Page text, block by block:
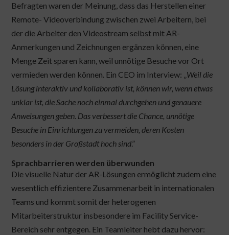
Befragten waren der Meinung, dass das Herstellen einer
Remote- Videoverbindung zwischen zwei Arbeitern, bei
der die Arbeiter den Videostream selbst mit AR-
Anmerkungen und Zeichnungen ergänzen können, eine
Menge Zeit sparen kann, weil unnötige Besuche vor Ort
vermieden werden können. Ein CEO im Interview: „Weil die
Lösung interaktiv und kollaborativ ist, können wir, wenn etwas
unklar ist, die Sache noch einmal durchgehen und genauere
Anweisungen geben. Das verbessert die Chance, unnötige
Besuche in Einrichtungen zu vermeiden, deren Kosten
besonders in der Großstadt hoch sind.”
Sprachbarrieren werden überwunden
Die visuelle Natur der AR-Lösungen ermöglicht zudem eine
wesentlich effizientere Zusammenarbeit in internationalen
Teams und kommt somit der heterogenen
Mitarbeiterstruktur insbesondere im Facility Service-
Bereich sehr entgegen. Ein Teamleiter hebt dazu hervor: